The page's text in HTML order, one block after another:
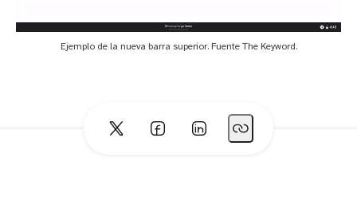
Ejemplo de la nueva barra superior. Fuente The Keyword.